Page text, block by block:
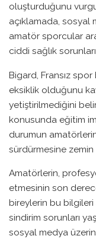
oluşturduğunu
açıklamada, sosyal
amatör sporcular
ciddi sağlık
Bigard, Fransız
eksiklik olduğunu
yetiştirilmediğini
konusunda eğitim
durumun amatörlerin
sürdürmesine zemin
Amatörlerin,
etmesinin son
bireylerin bu
sindirim sorunları
sosyal medya